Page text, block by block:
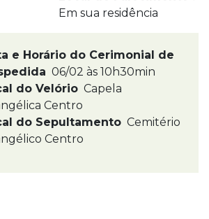
Em sua residência
e Horário do Cerimonial de
06/02 às 10h30min
do Velório Capela
Centro
do Sepultamento Cemitério
Centro